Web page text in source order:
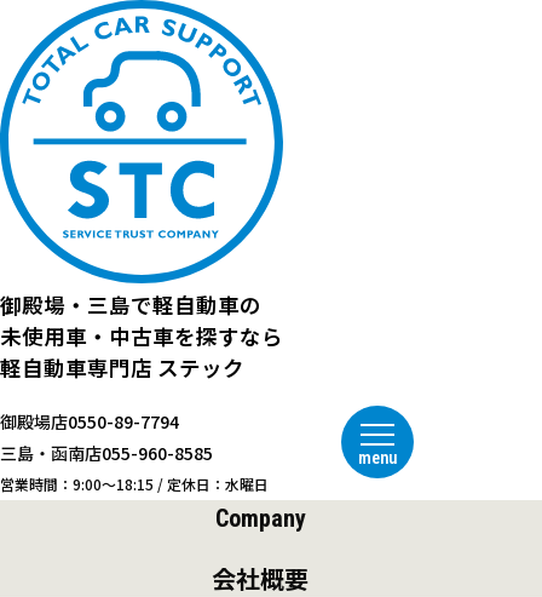
御殿場・三島で軽自動車の
未使用車・中古車を探すなら
軽自動車専門店 ステック
御殿場店0550-89-7794
三島・函南店055-960-8585
営業時間：9:00～18:15 / 定休日：水曜日
menu
会社概要
Company